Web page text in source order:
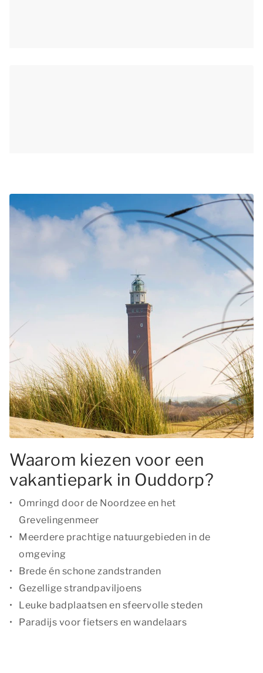
Waarom kiezen voor een
vakantiepark in Ouddorp?
Omringd door de Noordzee en het
Grevelingenmeer
Meerdere prachtige natuurgebieden in de
omgeving
Brede én schone zandstranden
Gezellige strandpaviljoens
Leuke badplaatsen en sfeervolle steden
Paradijs voor fietsers en wandelaars